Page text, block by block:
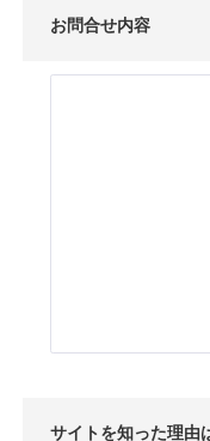
お問合せ内容
サイトを知った理由